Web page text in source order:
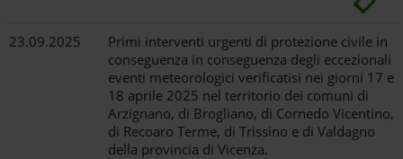
23.09.2025
Primi interventi urgenti di protezione civile in
conseguenza in conseguenza degli eccezionali
eventi meteorologici verificatisi nei giorni 17 e
18 aprile 2025 nel territorio dei comuni di
Arzignano, di Brogliano, di Cornedo Vicentino,
di Recoaro Terme, di Trissino e di Valdagno
della provincia di Vicenza.